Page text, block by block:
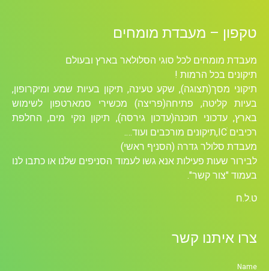
טקפון – מעבדת מומחים
מעבדת מומחים לכל סוגי הסלולאר בארץ ובעולם
תיקונים בכל הרמות !
תיקוני מסך(תצוגה), שקע טעינה, תיקון בעיות שמע ומיקרופון,
בעיות קליטה, פתיחה(פריצה) מכשירי סמארטפון לשימוש
בארץ, עדכוני תוכנה(עדכון גירסה), תיקון נזקי מים, החלפת
רכיבים ICׁ,תיקונים מורכבים ועוד….
מעבדת סלולר גדרה (הסניף ראשי)
לבירור שעות פעילות אנא גשו לעמוד הסניפים שלנו או כתבו לנו
בעמוד "צור קשר".
ט.ל.ח
צרו איתנו קשר
Name